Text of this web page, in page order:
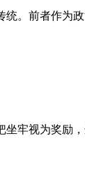
。前者作
牢视为奖励